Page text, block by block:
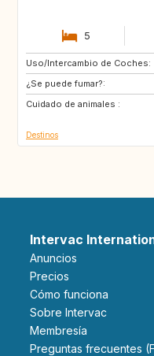
5
Uso/Intercambio de Coches:
¿Se puede fumar?:
Cuidado de animales :
GB
US
DK
Destinos
Intervac
Anuncios
Precios
Cómo funciona
Sobre Intervac
Membresía
Preguntas frecuentes